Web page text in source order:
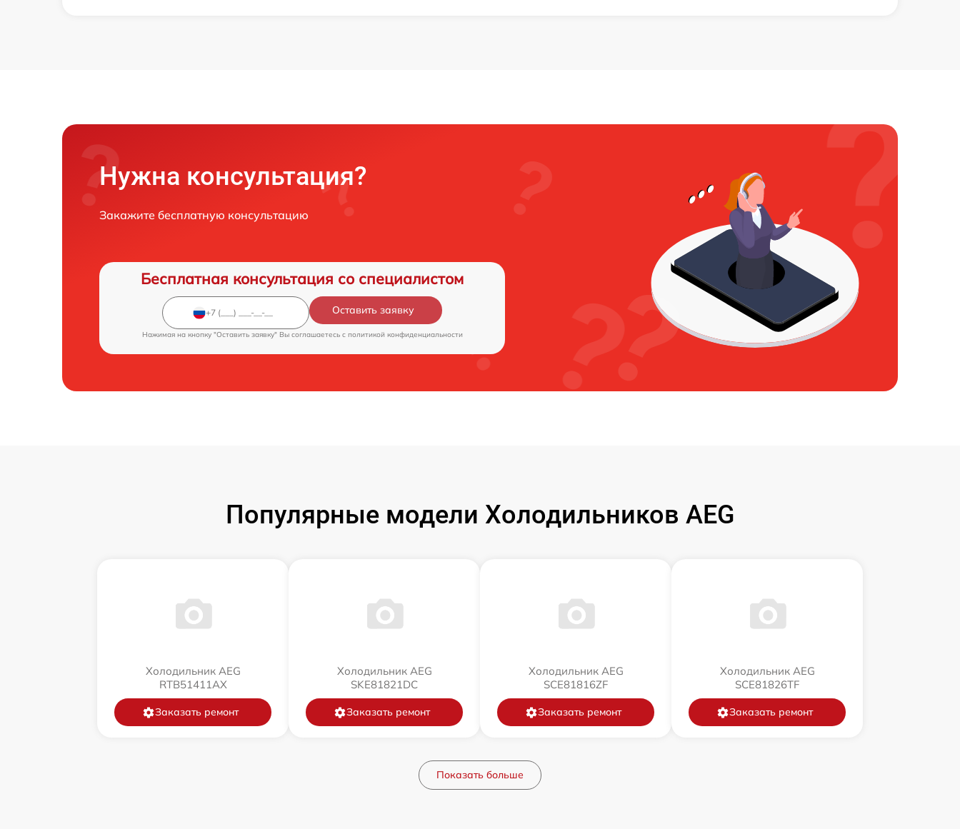
Нужна консультация?
Закажите бесплатную консультацию
Бесплатная консультация со специалистом
Оставить заявку
Нажимая на кнопку "Оставить заявку" Вы соглашаетесь c политикой конфиденциальности
Популярные модели Холодильников AEG
Холодильник AEG
RTB51411AX
Заказать ремонт
Холодильник AEG
SKE81821DC
Заказать ремонт
Холодильник AEG
SCE81816ZF
Заказать ремонт
Холодильник AEG
SCE81826TF
Заказать ремонт
Показать больше